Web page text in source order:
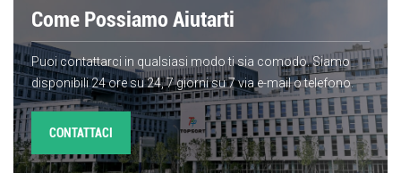
Come Possiamo Aiutarti
Puoi contattarci in qualsiasi modo ti sia comodo. Siamo
disponibili 24 ore su 24, 7 giorni su 7 via e-mail o telefono.
CONTATTACI